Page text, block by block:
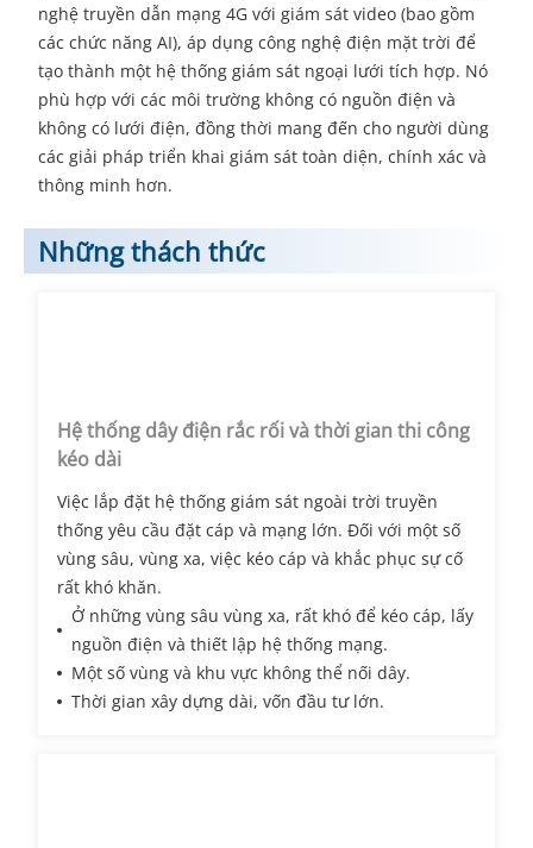
nghệ truyền dẫn mạng 4G với giám sát video (bao gồm
các chức năng AI), áp dụng công nghệ điện mặt trời để
tạo thành một hệ thống giám sát ngoại lưới tích hợp. Nó
phù hợp với các môi trường không có nguồn điện và
không có lưới điện, đồng thời mang đến cho người dùng
các giải pháp triển khai giám sát toàn diện, chính xác và
thông minh hơn.
Những thách thức
Hệ thống dây điện rắc rối và thời gian thi công
kéo dài
Việc lắp đặt hệ thống giám sát ngoài trời truyền
thống yêu cầu đặt cáp và mạng lớn. Đối với một số
vùng sâu, vùng xa, việc kéo cáp và khắc phục sự cố
rất khó khăn.
Ở những vùng sâu vùng xa, rất khó để kéo cáp, lấy
nguồn điện và thiết lập hệ thống mạng.
Một số vùng và khu vực không thể nối dây.
Thời gian xây dựng dài, vốn đầu tư lớn.